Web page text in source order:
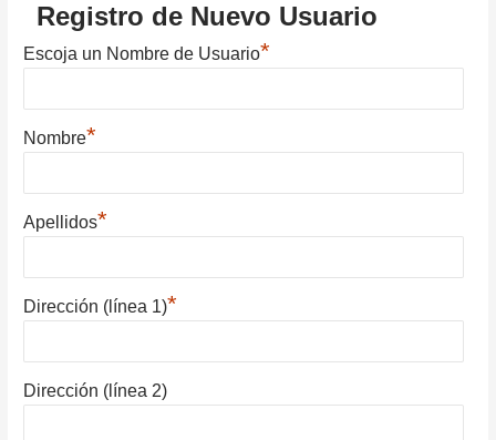
Registro de Nuevo Usuario
Escoja un Nombre de Usuario*
Nombre*
Apellidos*
Dirección (línea 1)*
Dirección (línea 2)